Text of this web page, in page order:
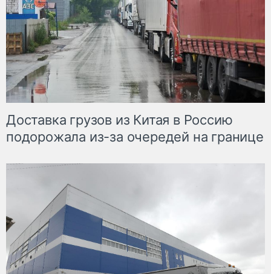
Доставка грузов из Китая в Россию
подорожала из-за очередей на границе